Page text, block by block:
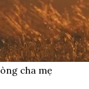
cha mẹ